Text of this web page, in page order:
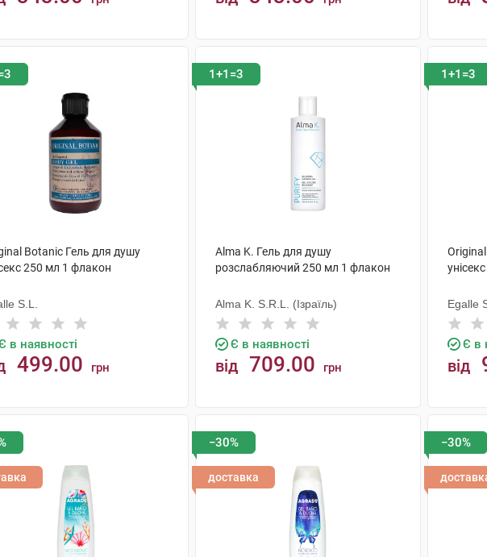
Botanic Гель для душу
250 мл 1 флакон
S.L.
в наявності
499.00 грн
1+1=3
Alma K. Гель для душу
розслабляючий 250 мл 1 флакон
Alma K. S.R.L. (Ізраїль)
Є в наявності
від 709.00 грн
1+1=3
Egalle
Є в
від
−30%
доставка
−30%